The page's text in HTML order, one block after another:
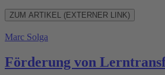
ZUM ARTIKEL (EXTERNER LINK)
Marc Solga
Förderung von